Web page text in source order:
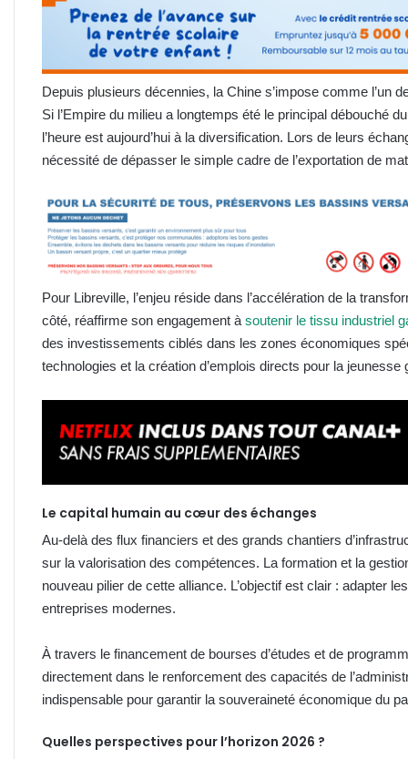
Depuis plusieurs décennies, la Chine s’impose comme l’un
Si l’Empire du milieu a longtemps été le principal débouché
l’heure est aujourd’hui à la diversification. Lors de leurs
nécessité de dépasser le simple cadre de l’exportation de
Pour Libreville, l’enjeu réside dans l’accélération de la
côté, réaffirme son engagement à soutenir le tissu industriel
des investissements ciblés dans les zones économiques
technologies et la création d’emplois directs pour la jeunesse
Le capital humain au cœur des échanges
Au-delà des flux financiers et des grands chantiers
sur la valorisation des compétences. La formation et la
nouveau pilier de cette alliance. L’objectif est clair : adapter
entreprises modernes.
À travers le financement de bourses d’études et de
directement dans le renforcement des capacités de
indispensable pour garantir la souveraineté économique du
Quelles perspectives pour l’horizon 2026 ?